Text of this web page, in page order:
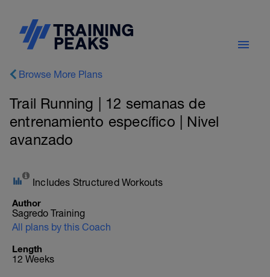
Browse More Plans
Trail Running | 12 semanas de
entrenamiento específico | Nivel
avanzado
Includes Structured Workouts
Author
Sagredo Training
All plans by this Coach
Length
12 Weeks